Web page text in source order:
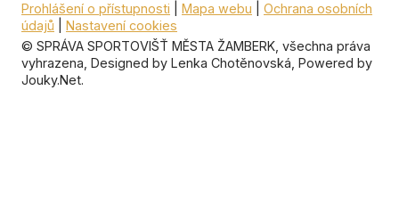
Prohlášení o přístupnosti Mapa webu
Ochrana osobních
údajů
Nastavení cookies
© SPRÁVA SPORTOVIŠŤ MĚSTA ŽAMBERK, všechna práva
vyhrazena, Designed by Lenka Chotěnovská , Powered by
Jouky.Net.